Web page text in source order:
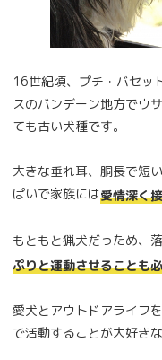
16世紀頃、プチ・バセッ
スのバンデーン地方でウ
ても古い犬種です。
大きな垂れ耳、胴長で短
ぱいで家族には愛情深く
もともと猟犬だっため、
ぷりと運動させることも
愛犬とアウトドアライフ
で活動することが大好き